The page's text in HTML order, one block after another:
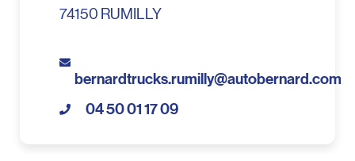
74150 RUMILLY
bernardtrucks.rumilly@autobernard.com
04 50 01 17 09